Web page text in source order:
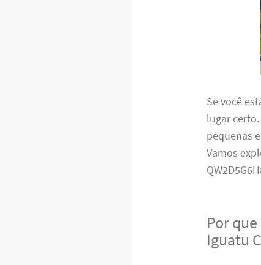
Se você
lugar
pequenas
Vamos
Por
Iguatu